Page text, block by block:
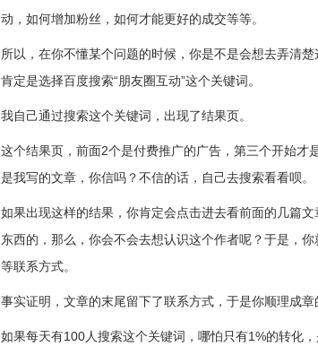
动，如何增加粉丝，如何才能更好的成交等等。
所以，在你不懂某个问题的时候，你是不是会想去弄清
肯定是选择百度搜索“朋友圈互动”这个关键词。
我自己通过搜索这个关键词，出现了结果页。
这个结果页，前面2个是付费推广的广告，第三个开始
是我写的文章，你信吗？不信的话，自己去搜索看看呗。
如果出现这样的结果，你肯定会点击进去看前面的几篇
东西的，那么，你会不会去想认识这个作者呢？于是，
等联系方式。
事实证明，文章的末尾留下了联系方式，于是你顺理成章
如果每天有100人搜索这个关键词，哪怕只有1%的转化